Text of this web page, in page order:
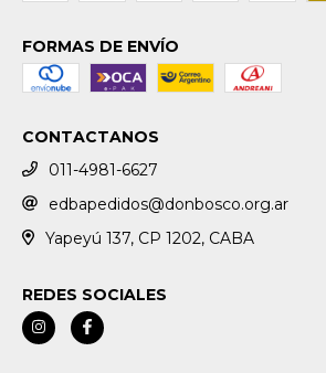
FORMAS DE ENVÍO
CONTACTANOS
011-4981-6627
edbapedidos@donbosco.org.ar
Yapeyú 137, CP 1202, CABA
REDES SOCIALES